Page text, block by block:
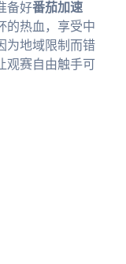
备好番茄加速
的热血，享受中
为地域限制而错
观赛自由触手可